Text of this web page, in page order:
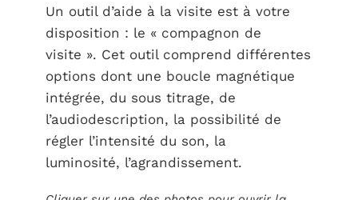
Un outil d’aide à la visite est à votre
disposition : le « compagnon de
visite ». Cet outil comprend différentes
options dont une boucle magnétique
intégrée, du sous titrage, de
l’audiodescription, la possibilité de
régler l’intensité du son, la
luminosité, l’agrandissement.